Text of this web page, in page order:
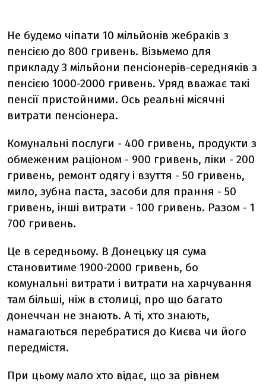
Не будемо чіпати 10 мільйонів жебраків з
пенсією до 800 гривень. Візьмемо для
прикладу 3 мільйони пенсіонерів-середняків з
пенсією 1000-2000 гривень. Уряд вважає такі
пенсії пристойними. Ось реальні місячні
витрати пенсіонера.
Комунальні послуги - 400 гривень, продукти з
обмеженим раціоном - 900 гривень, ліки - 200
гривень, ремонт одягу і взуття - 50 гривень,
мило, зубна паста, засоби для прання - 50
гривень, інші витрати - 100 гривень. Разом - 1
700 гривень.
Це в середньому. В Донецьку ця сума
становитиме 1900-2000 гривень, бо
комунальні витрати і витрати на харчування
там більші, ніж в столиці, про що багато
донеччан не знають. А ті, хто знають,
намагаються перебратися до Києва чи його
передмістя.
При цьому мало хто відає, що за рівнем